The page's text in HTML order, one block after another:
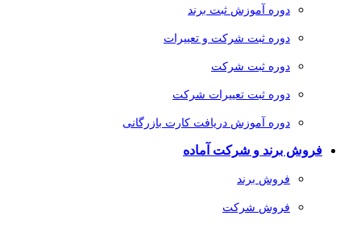
دوره آموزش ثبت برند
دوره ثبت شرکت و تعییرات
دوره ثبت شرکت
دوره ثبت تعییرات شرکت
دوره آموزش دریافت کارت بازرگانی
فروش برند و شرکت آماده
فروش برند
فروش شرکت